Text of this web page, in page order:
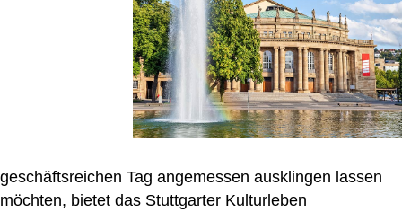
geschäftsreichen Tag angemessen ausklingen lassen
möchten, bietet das Stuttgarter Kulturleben